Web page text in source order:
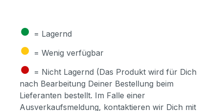
● = Lagernd
● = Wenig verfügbar
● = Nicht Lagernd (Das Produkt wird für Dich
nach Bearbeitung Deiner Bestellung beim
Lieferanten bestellt. Im Falle einer
Ausverkaufsmeldung, kontaktieren wir Dich mit